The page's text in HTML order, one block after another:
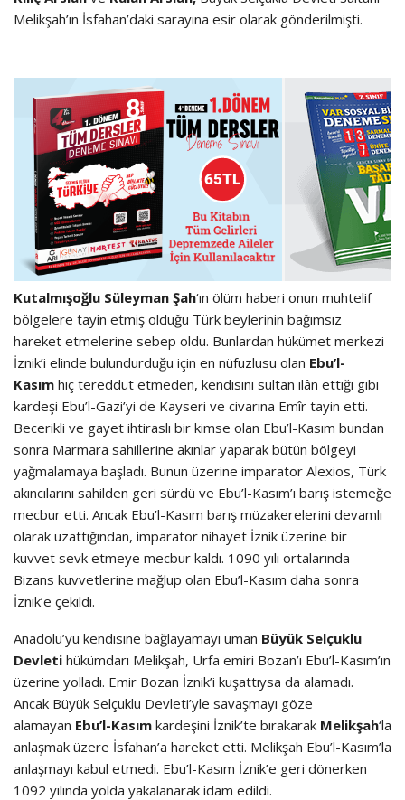
Melikşah’ın İsfahan’daki sarayına esir olarak gönderilmişti.
Kutalmışoğlu Süleyman Şah‘ın ölüm haberi onun muhtelif
bölgelere tayin etmiş olduğu Türk beylerinin bağımsız
hareket etmelerine sebep oldu. Bunlardan hükümet merkezi
İznik’i elinde bulundurduğu için en nüfuzlusu olan Ebu’l-
Kasım hiç tereddüt etmeden, kendisini sultan ilân ettiği gibi
kardeşi Ebu’l-Gazi’yi de Kayseri ve civarına Emîr tayin etti.
Becerikli ve gayet ihtiraslı bir kimse olan Ebu’l-Kasım bundan
sonra Marmara sahillerine akınlar yaparak bütün bölgeyi
yağmalamaya başladı. Bunun üzerine imparator Alexios, Türk
akıncılarını sahilden geri sürdü ve Ebu’l-Kasım’ı barış istemeğe
mecbur etti. Ancak Ebu’l-Kasım barış müzakerelerini devamlı
olarak uzattığından, imparator nihayet İznik üzerine bir
kuvvet sevk etmeye mecbur kaldı. 1090 yılı ortalarında
Bizans kuvvetlerine mağlup olan Ebu’l-Kasım daha sonra
İznik’e çekildi.
Anadolu’yu kendisine bağlayamayı uman Büyük Selçuklu
Devleti hükümdarı Melikşah, Urfa emiri Bozan’ı Ebu’l-Kasım’ın
üzerine yolladı. Emir Bozan İznik’i kuşattıysa da alamadı.
Ancak Büyük Selçuklu Devleti’yle savaşmayı göze
alamayan Ebu’l-Kasım kardeşini İznik’te bırakarak Melikşah‘la
anlaşmak üzere İsfahan’a hareket etti. Melikşah Ebu’l-Kasım’la
anlaşmayı kabul etmedi. Ebu’l-Kasım İznik’e geri dönerken
1092 yılında yolda yakalanarak idam edildi.